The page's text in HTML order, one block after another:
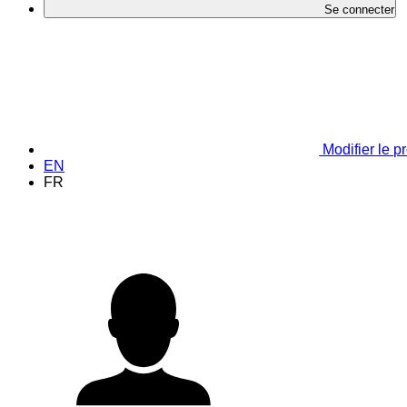
Se connecter
Modifier le
EN
FR